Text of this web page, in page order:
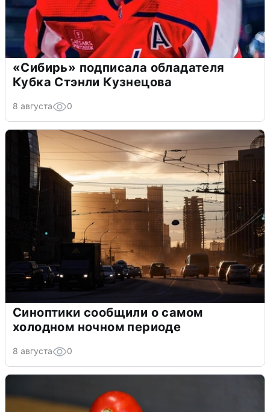
«Сибирь» подписала обладателя
Кубка Стэнли Кузнецова
8 августа 0
Синоптики сообщили о самом
холодном ночном периоде
8 августа 0